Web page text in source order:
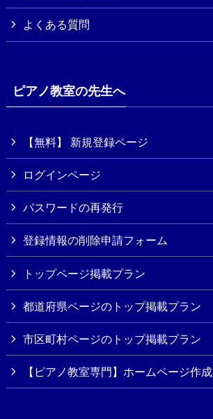
よくある質問
ピアノ教室の先生へ
【無料】 新規登録ページ
ログインページ
パスワードの再発行
登録情報の削除申請フォーム
トップページ掲載プラン
都道府県ページのトップ掲載プラン
市区町村ページのトップ掲載プラン
【ピアノ教室専門】ホームページ作成